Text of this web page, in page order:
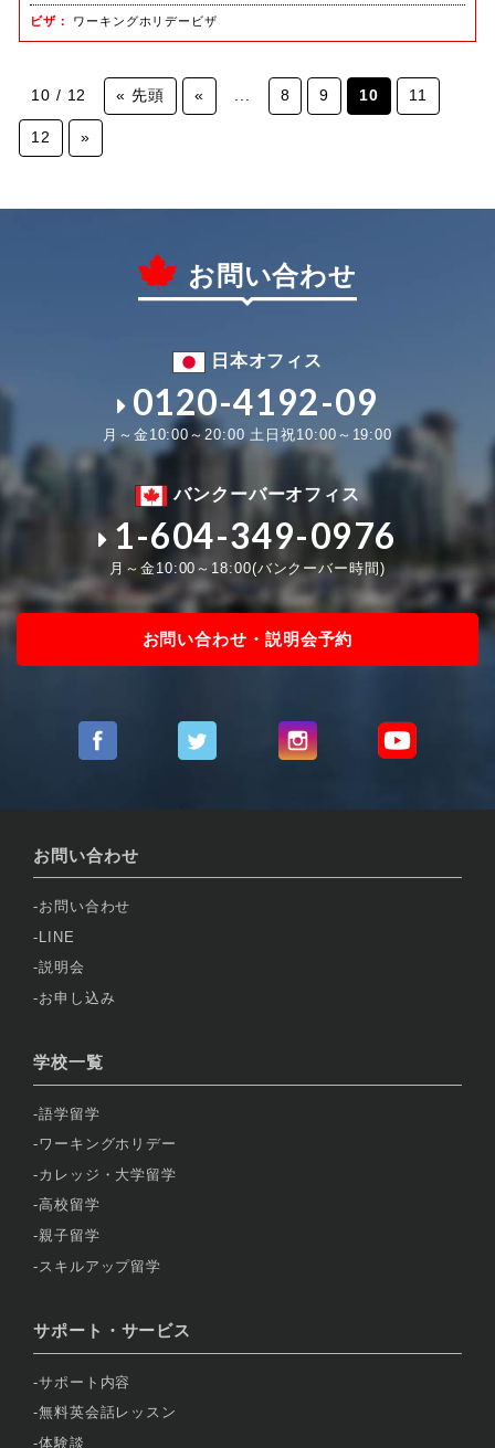
ビザ ワーキングホリデービザ
10 / 12 « 先頭 « 8 9 10 11
12 »
お問い合わせ
日本オフィス
0120-4192-09
月～金10:00～20:00 土日祝10:00～19:00
バンクーバーオフィス
1-604-349-0976
月～金10:00～18:00(バンクーバー時間)
お問い合わせ・説明会予約
お問い合わせ
お問い合わせ
LINE
説明会
お申し込み
学校一覧
語学留学
ワーキングホリデー
カレッジ・大学留学
高校留学
親子留学
スキルアップ留学
サポート・サービス
サポート内容
無料英会話レッスン
体験談